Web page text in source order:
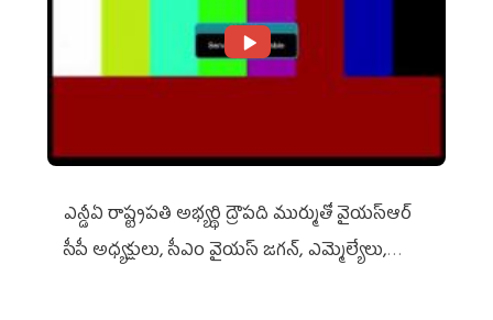
ఎన్డీఏ రాష్ట్ర‌ప‌తి అభ్య‌ర్థి ద్రౌప‌ది ముర్ముతో వైయ‌స్ఆర్
సీపీ అధ్య‌క్షులు, సీఎం వైయ‌స్ జ‌గ‌న్, ఎమ్మెల్యేలు,